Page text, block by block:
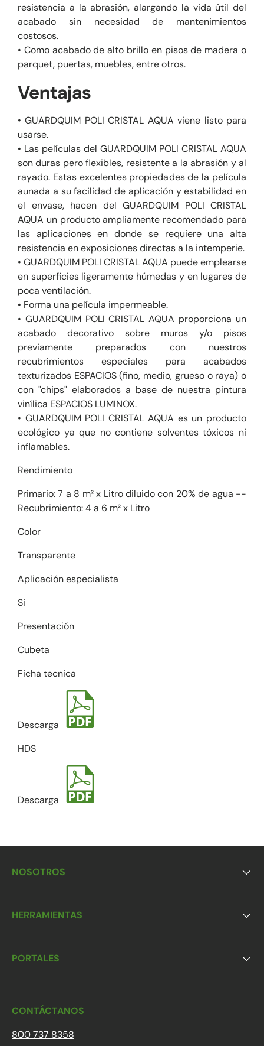
resistencia a la abrasión, alargando la vida útil del
acabado sin necesidad de mantenimientos
costosos.
• Como acabado de alto brillo en pisos de madera o
parquet, puertas, muebles, entre otros.
Ventajas
• GUARDQUIM POLI CRISTAL AQUA viene listo para
usarse.
• Las películas del GUARDQUIM POLI CRISTAL AQUA
son duras pero flexibles, resistente a la abrasión y al
rayado. Estas excelentes propiedades de la película
aunada a su facilidad de aplicación y estabilidad en
el envase, hacen del GUARDQUIM POLI CRISTAL
AQUA un producto ampliamente recomendado para
las aplicaciones en donde se requiere una alta
resistencia en exposiciones directas a la intemperie.
• GUARDQUIM POLI CRISTAL AQUA puede emplearse
en superficies ligeramente húmedas y en lugares de
poca ventilación.
• Forma una película impermeable.
• GUARDQUIM POLI CRISTAL AQUA proporciona un
acabado decorativo sobre muros y/o pisos
previamente preparados con nuestros
recubrimientos especiales para acabados
texturizados ESPACIOS (fino, medio, grueso o raya) o
con "chips" elaborados a base de nuestra pintura
vinílica ESPACIOS LUMINOX.
• GUARDQUIM POLI CRISTAL AQUA es un producto
ecológico ya que no contiene solventes tóxicos ni
inflamables.
Rendimiento
Primario: 7 a 8 m² x Litro diluido con 20% de agua --
Recubrimiento: 4 a 6 m² x Litro
Color
Transparente
Aplicación especialista
Si
Presentación
Cubeta
Ficha tecnica
Descarga
HDS
Descarga
NOSOTROS
HERRAMIENTAS
PORTALES
CONTÁCTANOS
800 737 8358